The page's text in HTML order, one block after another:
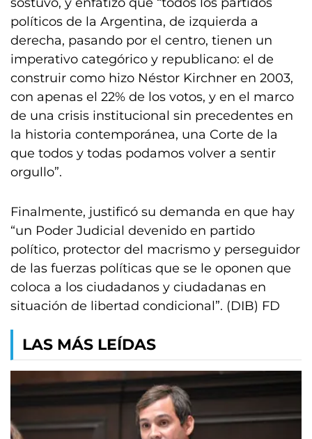
políticos de la Argentina, de izquierda a
derecha, pasando por el centro, tienen un
imperativo categórico y republicano: el de
construir como hizo Néstor Kirchner en 2003,
con apenas el 22% de los votos, y en el marco
de una crisis institucional sin precedentes en
la historia contemporánea, una Corte de la
que todos y todas podamos volver a sentir
orgullo”.
Finalmente, justificó su demanda en que hay
“un Poder Judicial devenido en partido
político, protector del macrismo y perseguidor
de las fuerzas políticas que se le oponen que
coloca a los ciudadanos y ciudadanas en
situación de libertad condicional”. (DIB) FD
LAS MÁS LEÍDAS